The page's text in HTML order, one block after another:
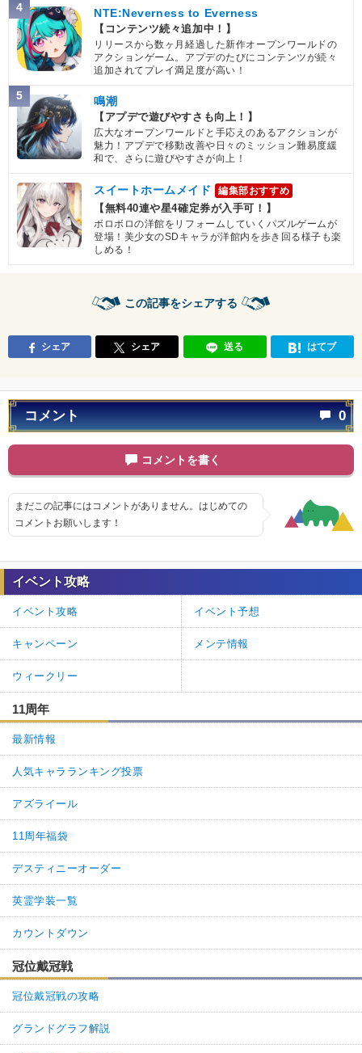
4 NTE:Neverness to Everness
【コンテンツ続々追加中！】
リリースから数ヶ月経過した新作オープンワールドの
アクションゲーム。アプデのたびにコンテンツが続々
追加されてプレイ満足度が高い！
5 鳴潮
【アプデで遊びやすさも向上！】
広大なオープンワールドと手応えのあるアクションが
魅力！アプデで移動改善や日々のミッション難易度緩
和で、さらに遊びやすさが向上！
スイートホームメイド 編集部おすすめ
【無料40連や星4確定券が入手可！】
ボロボロの洋館をリフォームしていくパズルゲームが
登場！美少女のSDキャラが洋館内を歩き回る様子も楽
しめる！
この記事をシェアする
シェア シェア 送る はてブ
コメント 0
コメントを書く
まだこの記事にはコメントがありません。はじめての
コメントお願いします！
イベント攻略
イベント攻略 イベント予想
キャンペーン メンテ情報
ウィークリー
11周年
最新情報
人気キャラランキング投票
アズライール
11周年福袋
デスティニーオーダー
英霊学装一覧
カウントダウン
冠位戴冠戦
冠位戴冠戦の攻略
グランドグラフ解説